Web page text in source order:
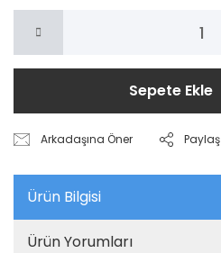
Sepete Ekle
Arkadaşına Öner Paylaş
Ürün Bilgisi
Ürün Yorumları